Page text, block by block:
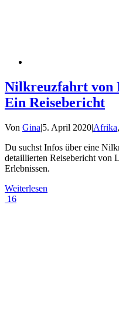
Nilkreuzfahrt von
Ein Reisebericht
Von Gina|5. April 2020|Afrika,
Du suchst Infos über eine
detaillierten Reisebericht von
Erlebnissen.
Weiterlesen
16